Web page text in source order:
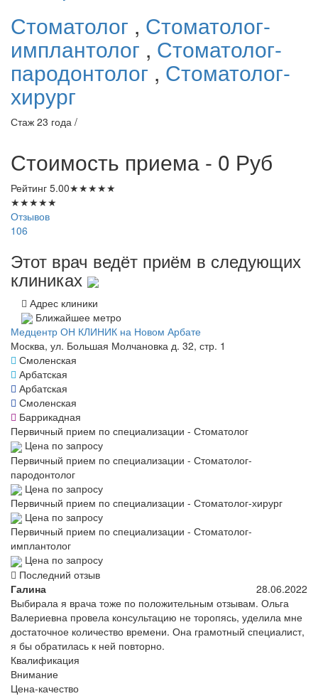
Стоматолог , Стоматолог-
имплантолог , Стоматолог-
пародонтолог , Стоматолог-
хирург
Стаж 23 года /
Стоимость приема - 0 Руб
Рейтинг 5.00★★★★★
★★★★★
Отзывов
106
Этот врач ведёт приём в следующих
клиниках
Адрес клиники
Ближайшее метро
Медцентр ОН КЛИНИК на Новом Арбате
Москва, ул. Большая Молчановка д. 32, стр. 1
Смоленская
Арбатская
Арбатская
Смоленская
Баррикадная
Первичный прием по специализации - Стоматолог
Цена по запросу
Первичный прием по специализации - Стоматолог-
пародонтолог
Цена по запросу
Первичный прием по специализации - Стоматолог-хирург
Цена по запросу
Первичный прием по специализации - Стоматолог-
имплантолог
Цена по запросу
Последний отзыв
Галина
28.06.2022
Выбирала я врача тоже по положительным отзывам. Ольга
Валериевна провела консультацию не торопясь, уделила мне
достаточное количество времени. Она грамотный специалист,
я бы обратилась к ней повторно.
Квалификация
Внимание
Цена-качество